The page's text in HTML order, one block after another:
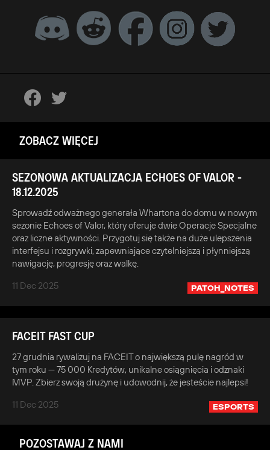
ZOBACZ WIĘCEJ
SEZONOWA AKTUALIZACJA ECHOES OF VALOR -
18.12.2025
Sprowadź odważnego generała Whartona do domu w nowym
sezonie Echoes of Valor, który oferuje dwie Operacje Specjalne
oraz liczne aktywności. Przygotuj się także na duże ulepszenia
interfejsu i rozgrywki, zapewniające czytelniejszą i płynniejszą
nawigację, progresję oraz walkę.
11 Dec 2025
PATCH_NOTES
FACEIT FAST CUP
27 grudnia rywalizuj na FACEIT o największą pulę nagród w
tym roku — 75 000 Kredytów, unikalne osiągnięcia i odznaki
MVP. Zbierz swoją drużynę i udowodnij, że jesteście najlepsi!
11 Dec 2025
ESPORTS
POZOSTAWAJ Z NAMI